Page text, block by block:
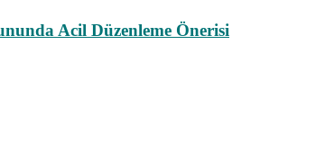
Acil Düzenleme Önerisi